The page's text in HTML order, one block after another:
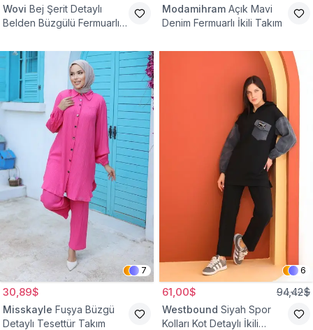
Wovi Bej Şerit Detaylı
Belden Büzgülü Fermuarlı
Modamihram Açık Mavi
Denim Fermuarlı İkili Takım
7
30,89$
Misskayle Fuşya Büzgü
Detaylı Tesettür Takım
6
61,00$ 94,42$
Westbound Siyah Spor
Kolları Kot Detaylı İkili